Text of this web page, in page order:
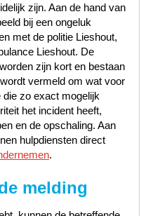
zijn. Aan de hand van
bij een ongeluk
met de politie Lieshout,
Lieshout. De
zijn kort en bestaan
vermeld om wat voor
die zo exact mogelijk
het incident heeft,
en de opschaling. Aan
hulpdiensten direct
.
melding